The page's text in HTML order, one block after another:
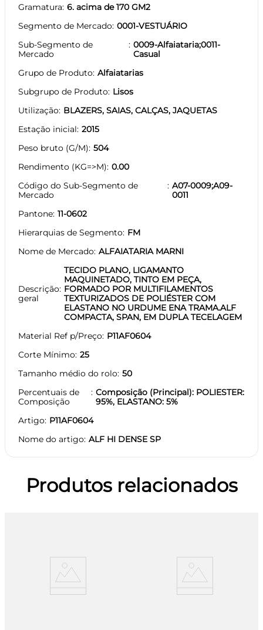
Gramatura 6. acima de 170 GM2
Segmento de Mercado 0001-VESTUÁRIO
Sub-Segmento de
Mercado
0009-Alfaiataria;0011-
Casual
Grupo de Produto Alfaiatarias
Subgrupo de Produto Lisos
Utilização BLAZERS, SAIAS, CALÇAS, JAQUETAS
Estação inicial 2015
Peso bruto (G/M) 504
Rendimento (KG=>M) 0.00
Código do Sub-Segmento de
Mercado
A07-0009;A09-
0011
Pantone 11-0602
Hierarquias de Segmento FM
Nome de Mercado ALFAIATARIA MARNI
Descrição
geral
TECIDO PLANO, LIGAMANTO
MAQUINETADO, TINTO EM PEÇA,
FORMADO POR MULTIFILAMENTOS
TEXTURIZADOS DE POLIÉSTER COM
ELASTANO NO URDUME ENA TRAMA.ALF
COMPACTA, SPAN, EM DUPLA TECELAGEM
Material Ref p/Preço P11AF0604
Corte Mínimo 25
Tamanho médio do rolo 50
Percentuais de
Composição
Composição (Principal): POLIESTER:
95%, ELASTANO: 5%
Artigo P11AF0604
Nome do artigo ALF HI DENSE SP
Produtos relacionados